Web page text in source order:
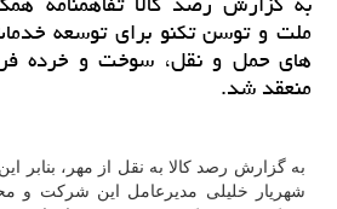
ملت و توسن تكنو برای توسعه
های حمل و نقل، سوخت و خرده
منعقد شد.
به گزارش رصد کالا به نقل از مهر، بنابر
شهریار خلیلی مدیرعامل این شرکت و